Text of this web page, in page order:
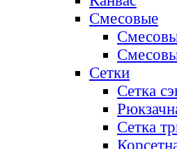
Смесовые
Сетки
Сетка
Сетка